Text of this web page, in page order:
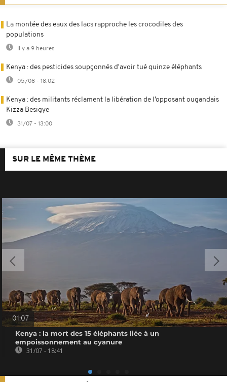
La montée des eaux des lacs rapproche les crocodiles des
populations
Il y a 9 heures
Kenya : des pesticides soupçonnés d'avoir tué quinze éléphants
05/08 - 18:02
Kenya : des militants réclament la libération de l’opposant ougandais
Kizza Besigye
31/07 - 13:00
SUR LE MÊME THÈME
01:07
Kenya : la mort des 15 éléphants liée à un
empoissonnement au cyanure
31/07 - 18:41